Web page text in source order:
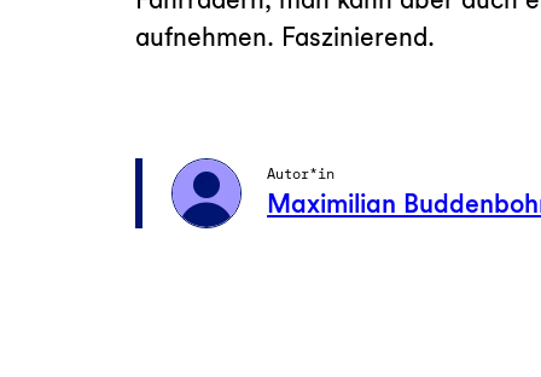
aufnehmen. Faszinierend.
Autor*in
Maximilian